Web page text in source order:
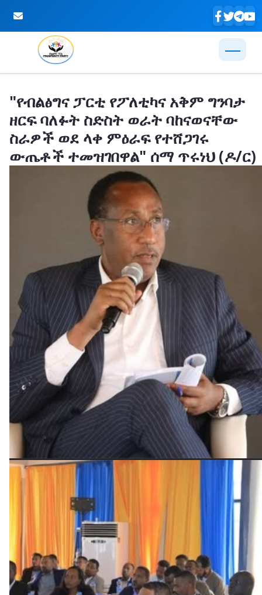
"የብልፅግና ፓርቲ የፖለቲካና አቅም ግንባታ
ዘርፍ ባለፉት ስድስት ወራት ባከናወናቸው
ስራዎች ወደ ላቀ ምዕራፍ የተሸጋገሩ
ውጤቶች ተመዝገበዋል" ሰማ ጥሩነህ (ዶ/ር)